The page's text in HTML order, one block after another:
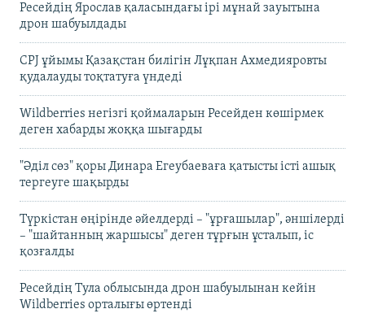
Ресейдің Ярослав қаласындағы ірі мұнай зауытына
дрон шабуылдады
CPJ ұйымы Қазақстан билігін Лұқпан Ахмедияровты
қудалауды тоқтатуға үндеді
Wildberries негізгі қоймаларын Ресейден көшірмек
деген хабарды жоққа шығарды
"Әділ сөз" қоры Динара Егеубаеваға қатысты істі ашық
тергеуге шақырды
Түркістан өңірінде әйелдерді – "ұрғашылар", әншілерді
– "шайтанның жаршысы" деген тұрғын ұсталып, іс
қозғалды
Ресейдің Тула облысында дрон шабуылынан кейін
Wildberries орталығы өртенді